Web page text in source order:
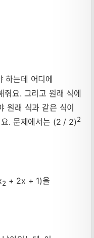
하는데 어디에
요. 그리고 원래 식에
원래 식과 같은 식이
. 문제에서는 (2 / 2)2
2 + 2x + 1)을